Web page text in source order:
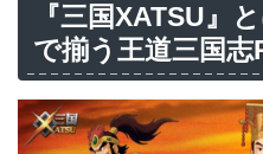
『三国XATSU』
で揃う王道三国志